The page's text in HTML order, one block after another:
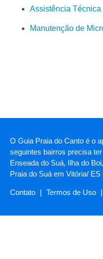
Assistência
Manutenção de
O Guia Praia do Canto é o
seguintes bairros precisa
Enseada do Suá, Ilha do
Praia do Suá em Vitória/ ES
Contato | Termos de Uso |